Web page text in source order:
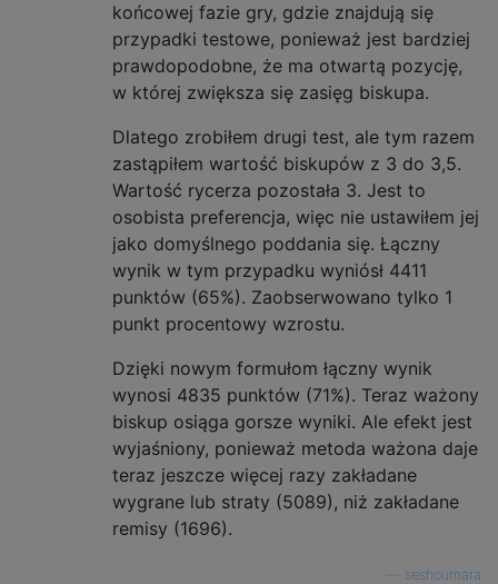
końcowej fazie gry, gdzie znajdują się
przypadki testowe, ponieważ jest bardziej
prawdopodobne, że ma otwartą pozycję,
w której zwiększa się zasięg biskupa.
Dlatego zrobiłem drugi test, ale tym razem
zastąpiłem wartość biskupów z 3 do 3,5.
Wartość rycerza pozostała 3. Jest to
osobista preferencja, więc nie ustawiłem jej
jako domyślnego poddania się. Łączny
wynik w tym przypadku wyniósł 4411
punktów (65%). Zaobserwowano tylko 1
punkt procentowy wzrostu.
Dzięki nowym formułom łączny wynik
wynosi 4835 punktów (71%). Teraz ważony
biskup osiąga gorsze wyniki. Ale efekt jest
wyjaśniony, ponieważ metoda ważona daje
teraz jeszcze więcej razy zakładane
wygrane lub straty (5089), niż zakładane
remisy (1696).
seshoumara